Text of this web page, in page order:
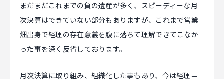
まだまだこれまでの負の遺産が多く、スピーディーな月
次決算はできていない部分もありますが、これまで営業
畑出身で経理の存在意義を腹に落ちて理解できてこなか
った事を深く反省しております。
月次決算に取り組み、組織化した事もあり、今は経理＝